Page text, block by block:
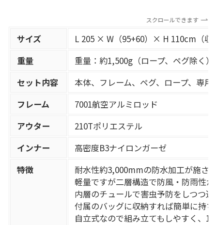
スクロールできます
サイズ
L 205 × W（95+60）× H 110cm（
重量
重量：約1,500g（ロープ、ペグ除く）
セット内容
本体、フレーム、ペグ、ロープ、専
フレーム
7001航空アルミロッド
アウター
210Tポリエステル
インナー
高密度B3ナイロンガーゼ
特徴
耐水性約3,000mmの防水加工が施さ
軽量ですが二層構造で防風・防雨性
内層のチュールで害虫予防をしつつ
付属のバッグに収納すれば簡単に持
自立式なので組み立てもしやすく、1